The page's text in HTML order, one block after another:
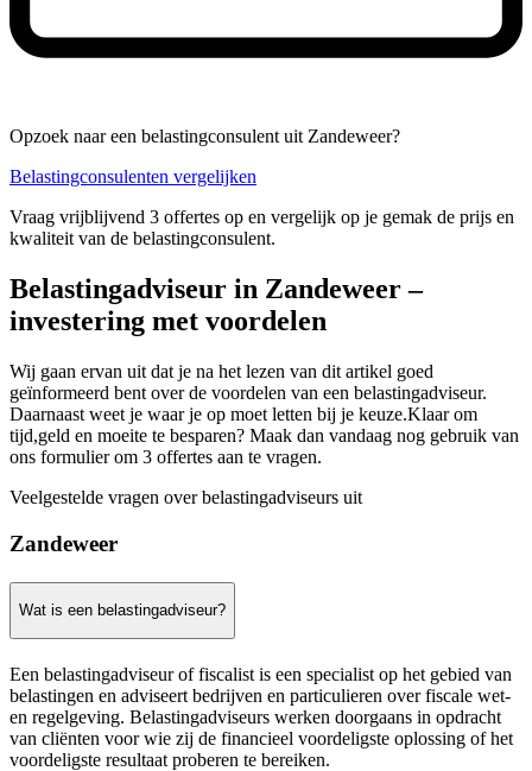
Opzoek naar een belastingconsulent uit Zandeweer?
Belastingconsulenten vergelijken
Vraag vrijblijvend 3 offertes op en vergelijk op je gemak de prijs en
kwaliteit van de belastingconsulent.
Belastingadviseur in Zandeweer –
investering met voordelen
Wij gaan ervan uit dat je na het lezen van dit artikel goed
geïnformeerd bent over de voordelen van een belastingadviseur.
Daarnaast weet je waar je op moet letten bij je keuze.Klaar om
tijd,geld en moeite te besparen? Maak dan vandaag nog gebruik van
ons formulier om 3 offertes aan te vragen.
Veelgestelde vragen over belastingadviseurs uit
Zandeweer
Wat is een belastingadviseur?
Een belastingadviseur of fiscalist is een specialist op het gebied van
belastingen en adviseert bedrijven en particulieren over fiscale wet-
en regelgeving. Belastingadviseurs werken doorgaans in opdracht
van cliënten voor wie zij de financieel voordeligste oplossing of het
voordeligste resultaat proberen te bereiken.